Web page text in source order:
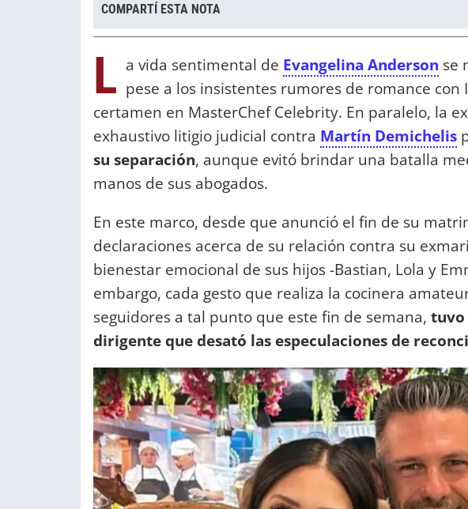
COMPARTÍ ESTA NOTA
L a vida sentimental de Evangelina Anderson se
pese a los insistentes rumores de romance con
certamen en MasterChef Celebrity. En paralelo, la
exhaustivo litigio judicial contra Martín Demichelis
su separación, aunque evitó brindar una batalla
manos de sus abogados.
En este marco, desde que anunció el fin de su
declaraciones acerca de su relación contra su
bienestar emocional de sus hijos -Bastian, Lola y
embargo, cada gesto que realiza la cocinera
seguidores a tal punto que este fin de semana, tuvo
dirigente que desató las especulaciones de